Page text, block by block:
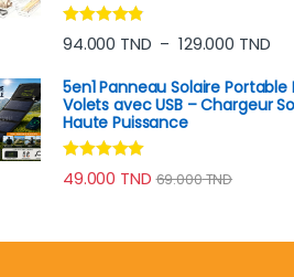
Note4.70
sur 5
94.000 TND – 129.000 TND
5en1 Panneau Solaire Portable
Volets avec USB – Chargeur
Haute Puissance
Note4.78
sur 5
49.000 TND 69.000TND